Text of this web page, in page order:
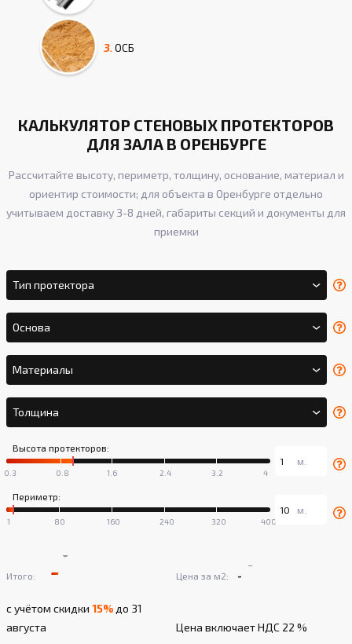
3.ОСБ
КАЛЬКУЛЯТОР СТЕНОВЫХ ПРОТЕКТОРОВ
ДЛЯ ЗАЛА В ОРЕНБУРГЕ
Рассчитайте высоту, периметр, толщину, основание, материал и
ориентир стоимости; для объекта в Оренбурге отдельно
учитываем доставку 3-8 дней, габариты секций и документы для
приемки
Тип протектора
Основа
Материалы
Толщина
Высота протекторов:
Периметр:
Итого: -
-
с учётом скидки 15%до 31
августа
Цена за м2: -
-
Цена включает НДС 22 %